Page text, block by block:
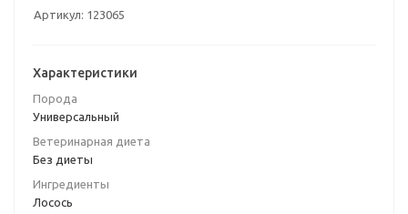
Артикул: 123065
Характеристики
Порода
Универсальный
Ветеринарная диета
Без диеты
Ингредиенты
Лосось